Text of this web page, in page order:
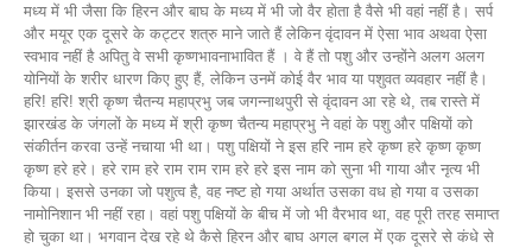
मध्य में भी जैसा कि हिरन और बाघ के मध्य में भी जो वैर होता है वैसे भी वहां नहीं है। सर्प
और मयूर एक दूसरे के कट्टर शत्रु माने जाते हैं लेकिन वृंदावन में ऐसा भाव अथवा ऐसा
स्वभाव नहीं है अपितु वे सभी कृष्णभावनाभावित हैं । वे हैं तो पशु और उन्होंने अलग अलग
योनियों के शरीर धारण किए हुए हैं, लेकिन उनमें कोई वैर भाव या पशुवत व्यवहार नहीं है।
हरि! हरि! श्री कृष्ण चैतन्य महाप्रभु जब जगन्नाथपुरी से वृंदावन आ रहे थे, तब रास्ते में
झारखंड के जंगलों के मध्य में श्री कृष्ण चैतन्य महाप्रभु ने वहां के पशु और पक्षियों को
संकीर्तन करवा उन्हें नचाया भी था। पशु पक्षियों ने इस हरि नाम हरे कृष्ण हरे कृष्ण कृष्ण
कृष्ण हरे हरे। हरे राम हरे राम राम राम हरे हरे इस नाम को सुना भी गाया और नृत्य भी
किया। इससे उनका जो पशुत्व है, वह नष्ट हो गया अर्थात उसका वध हो गया व उसका
नामोनिशान भी नहीं रहा। वहां पशु पक्षियों के बीच में जो भी वैरभाव था, वह पूरी तरह समाप्त
हो चुका था। भगवान देख रहे थे कैसे हिरन और बाघ अगल बगल में एक दूसरे से कंधे से